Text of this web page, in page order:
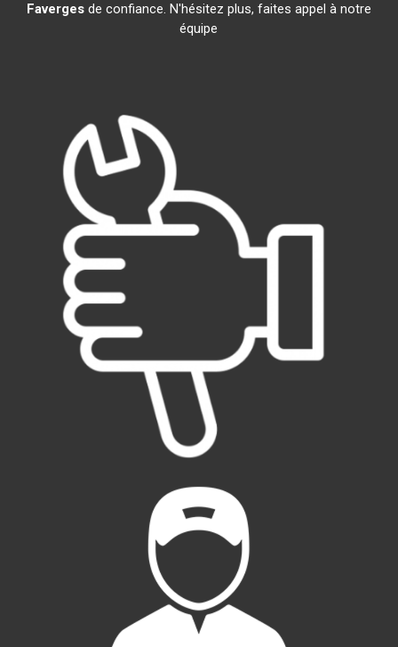
Favergesde confiance. N'hésitez plus, faites appel à notre
équipe